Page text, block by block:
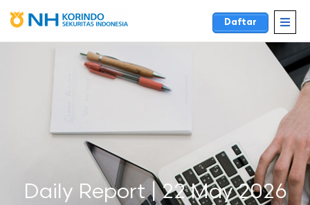
Daftar
Daily Report | 22 May 2026